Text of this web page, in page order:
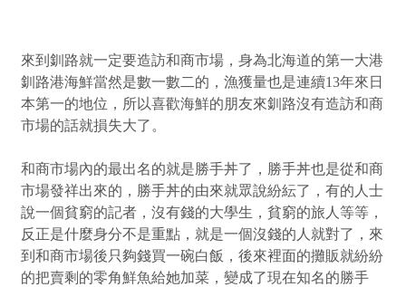
來到釧路就一定要造訪和商市場，身為北海道的第一大港
釧路港海鮮當然是數一數二的，漁獲量也是連續13年來日
本第一的地位，所以喜歡海鮮的朋友來釧路沒有造訪和商
市場的話就損失大了。
和商市場內的最出名的就是勝手丼了，勝手丼也是從和商
市場發祥出來的，勝手丼的由來就眾說紛紜了，有的人士
說一個貧窮的記者，沒有錢的大學生，貧窮的旅人等等，
反正是什麼身分不是重點，就是一個沒錢的人就對了，來
到和商市場後只夠錢買一碗白飯，後來裡面的攤販就紛紛
的把賣剩的零角鮮魚給她加菜，變成了現在知名的勝手